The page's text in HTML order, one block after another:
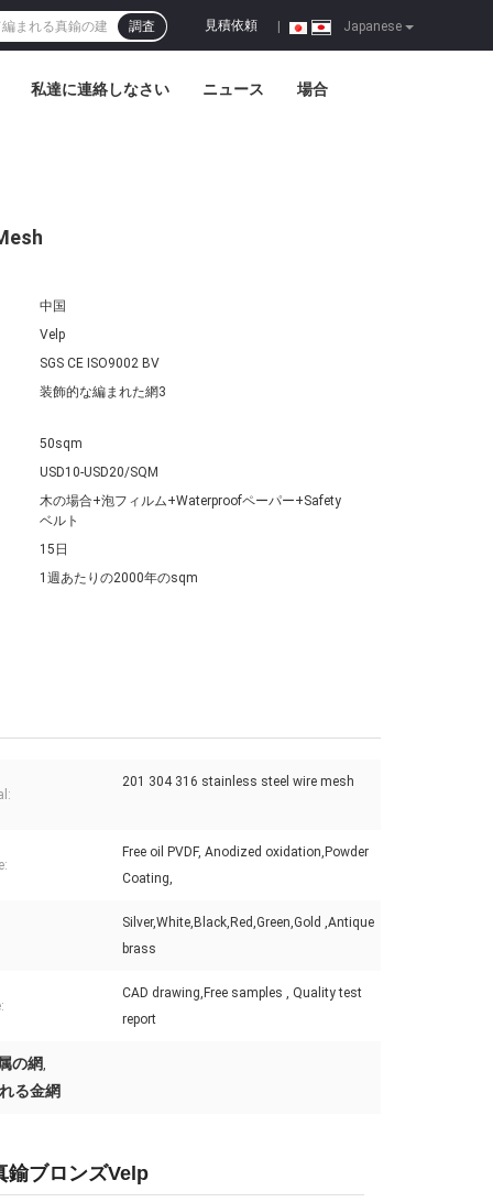
Japanese
見積依頼
調査
私達に連絡しなさい ニュース 場合
中国
Velp
SGS CE ISO9002 BV
装飾的な編まれた網3
50sqm
USD10-USD20/SQM
木の場合+泡フィルム+Waterproofペーパー+Safety
ベルト
15日
1週あたりの2000年のsqm
201 304 316 stainless steel wire mesh
Free oil PVDF, Anodized oxidation,Powder
Coating,
Silver,White,Black,Red,Green,Gold ,Antique
brass
CAD drawing,Free samples , Quality test
report
の網,
る金網
鍮ブロンズVelp